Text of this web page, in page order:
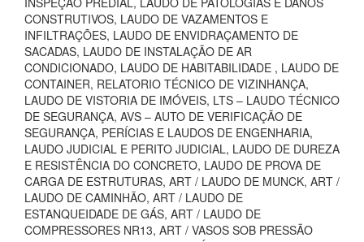
CONSTRUTIVOS, LAUDO DE VAZAMENTOS E
INFILTRAÇÕES, LAUDO DE ENVIDRAÇAMENTO DE
SACADAS, LAUDO DE INSTALAÇÃO DE AR
CONDICIONADO, LAUDO DE HABITABILIDADE , LAUDO DE
CONTAINER, RELATORIO TÉCNICO DE VIZINHANÇA,
LAUDO DE VISTORIA DE IMÓVEIS, LTS – LAUDO TÉCNICO
DE SEGURANÇA, AVS – AUTO DE VERIFICAÇÃO DE
SEGURANÇA, PERÍCIAS E LAUDOS DE ENGENHARIA,
LAUDO JUDICIAL E PERITO JUDICIAL, LAUDO DE DUREZA
E RESISTÊNCIA DO CONCRETO, LAUDO DE PROVA DE
CARGA DE ESTRUTURAS, ART / LAUDO DE MUNCK, ART /
LAUDO DE CAMINHÃO, ART / LAUDO DE
ESTANQUEIDADE DE GÁS, ART / LAUDO DE
COMPRESSORES NR13, ART / VASOS SOB PRESSÃO